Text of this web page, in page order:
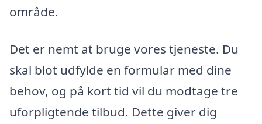
område.
Det er nemt at bruge vores tjeneste. Du
skal blot udfylde en formular med dine
behov, og på kort tid vil du modtage tre
uforpligtende tilbud. Dette giver dig